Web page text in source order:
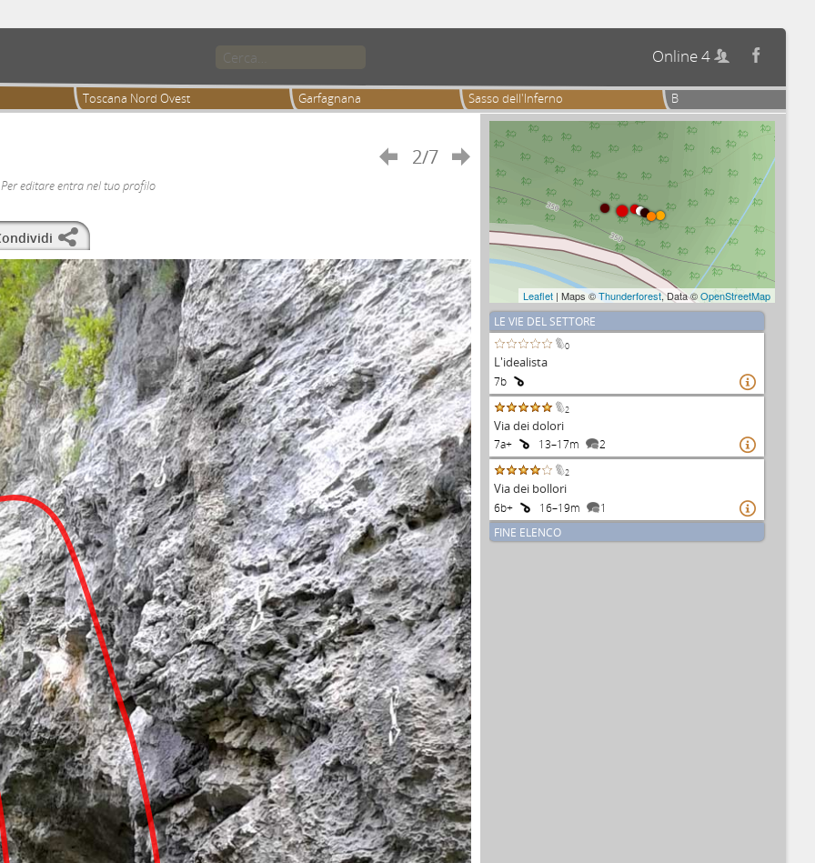
Online 4 
Toscana Nord Ovest Garfagnana Sasso dell'Inferno B
 2/7 
Per editare entra nel tuo profilo
Leaflet | Maps ©Thunderforest, Data ©OpenStreetMap
LE VIE DEL SETTORE
0
L'idealista
7b 
2
Via dei dolori
7a+ 13–17m 2 
2
Via dei bollori
6b+ 16–19m 1 
FINE ELENCO